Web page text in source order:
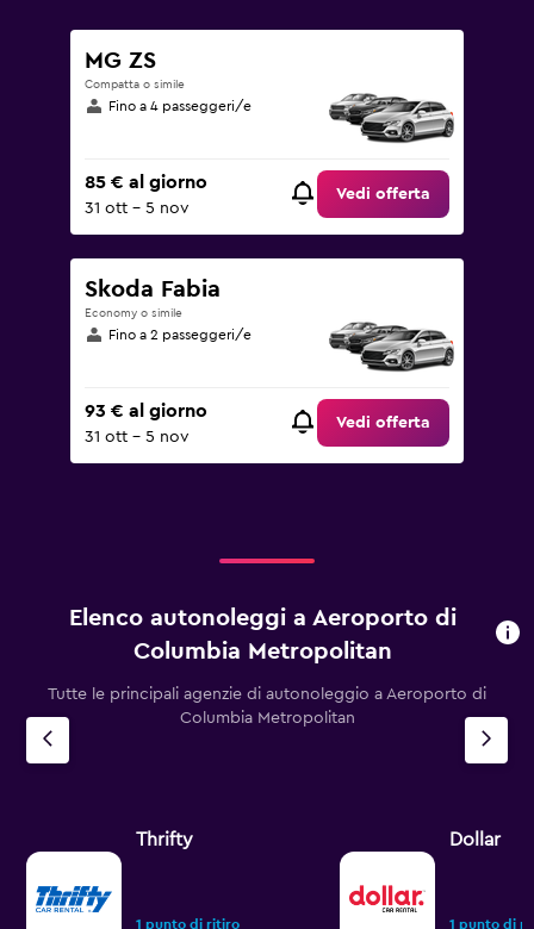
MG ZS
Compatta o simile
Fino a 4 passeggeri/e
85 € al giorno
31 ott - 5 nov
Vedi offerta
Skoda Fabia
Economy o simile
Fino a 2 passeggeri/e
93 € al giorno
31 ott - 5 nov
Vedi offerta
Elenco autonoleggi a Aeroporto di
Columbia Metropolitan
Tutte le principali agenzie di autonoleggio a Aeroporto di
Columbia Metropolitan
Thrifty
1 punto di ritiro
Dollar
1 punto di